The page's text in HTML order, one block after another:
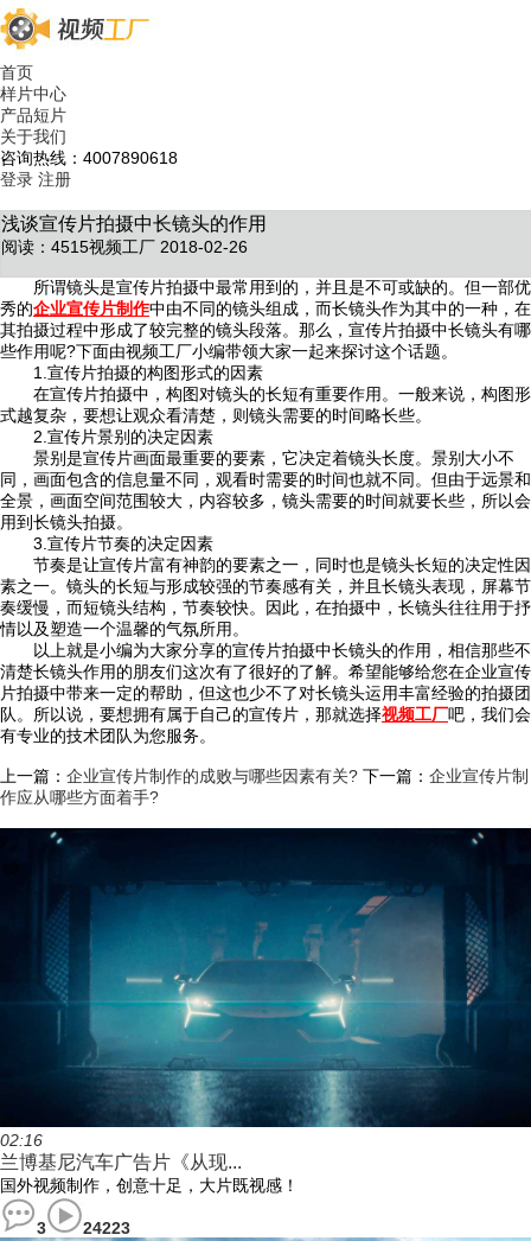
首页
样片中心
产品短片
关于我们
咨询热线：4007890618
登录 注册
浅谈宣传片拍摄中长镜头的作用
阅读：4515视频工厂 2018-02-26
所谓镜头是宣传片拍摄中最常用到的，并且是不可或缺的。但一部优
秀的企业宣传片制作中由不同的镜头组成，而长镜头作为其中的一种，在
其拍摄过程中形成了较完整的镜头段落。那么，宣传片拍摄中长镜头有哪
些作用呢?下面由视频工厂小编带领大家一起来探讨这个话题。
1.宣传片拍摄的构图形式的因素
在宣传片拍摄中，构图对镜头的长短有重要作用。一般来说，构图形
式越复杂，要想让观众看清楚，则镜头需要的时间略长些。
2.宣传片景别的决定因素
景别是宣传片画面最重要的要素，它决定着镜头长度。景别大小不
同，画面包含的信息量不同，观看时需要的时间也就不同。但由于远景和
全景，画面空间范围较大，内容较多，镜头需要的时间就要长些，所以会
用到长镜头拍摄。
3.宣传片节奏的决定因素
节奏是让宣传片富有神韵的要素之一，同时也是镜头长短的决定性因
素之一。镜头的长短与形成较强的节奏感有关，并且长镜头表现，屏幕节
奏缓慢，而短镜头结构，节奏较快。因此，在拍摄中，长镜头往往用于抒
情以及塑造一个温馨的气氛所用。
以上就是小编为大家分享的宣传片拍摄中长镜头的作用，相信那些不
清楚长镜头作用的朋友们这次有了很好的了解。希望能够给您在企业宣传
片拍摄中带来一定的帮助，但这也少不了对长镜头运用丰富经验的拍摄团
队。所以说，要想拥有属于自己的宣传片，那就选择视频工厂吧，我们会
有专业的技术团队为您服务。
上一篇： 企业宣传片制作的成败与哪些因素有关? 下一篇： 企业宣传片制
作应从哪些方面着手?
02:16
兰博基尼汽车广告片《从现...
国外视频制作，创意十足，大片既视感！
3 24223